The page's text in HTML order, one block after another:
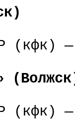
(кфк)
(кфк)